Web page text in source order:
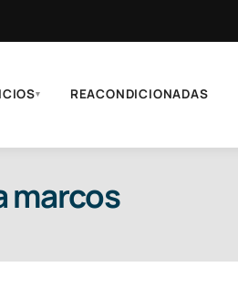
▾ REACONDICIONADAS
marcos